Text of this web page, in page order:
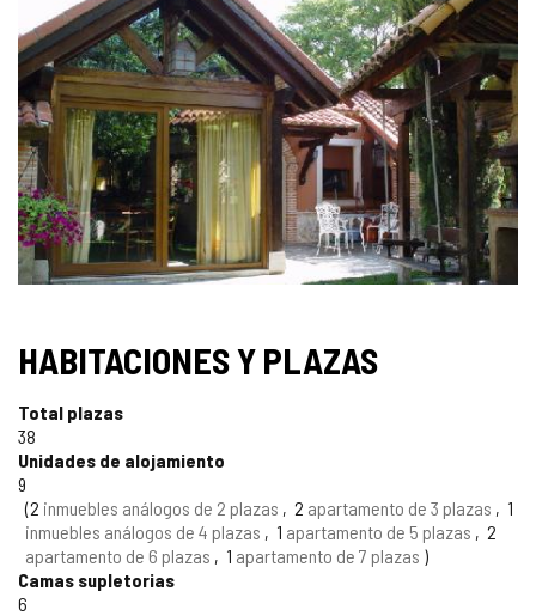
HABITACIONES Y PLAZAS
Total plazas
38
Unidades de alojamiento
9
2 inmuebles análogos de 2 plazas 2 apartamento de 3 plazas
1
inmuebles análogos de 4 plazas
1 apartamento de 5 plazas
2
apartamento de 6 plazas
1 apartamento de 7 plazas
Camas supletorias
6